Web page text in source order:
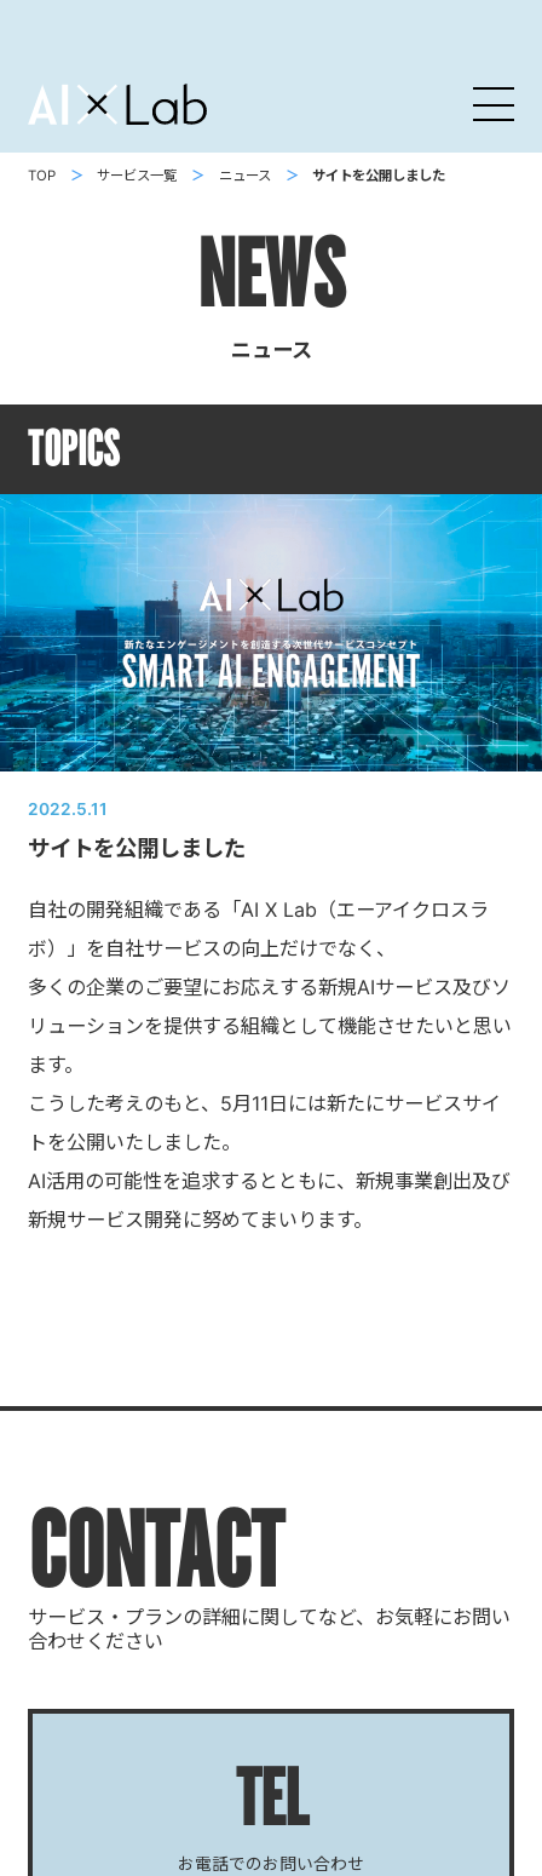
TOP サービス一覧 ニュース サイトを公開しました
NEWS
ニュース
TOPICS
2022.5.11
サイトを公開しました
自社の開発組織である「AI X Lab（エーアイクロスラ
ボ）」を自社サービスの向上だけでなく、
多くの企業のご要望にお応えする新規AIサービス及びソ
リューションを提供する組織として機能させたいと思い
ます。
こうした考えのもと、5月11日には新たにサービスサイ
トを公開いたしました。
AI活用の可能性を追求するとともに、新規事業創出及び
新規サービス開発に努めてまいります。
CONTACT
サービス・プランの詳細に関してなど、お気軽にお問い
合わせください
TEL
お電話でのお問い合わせ